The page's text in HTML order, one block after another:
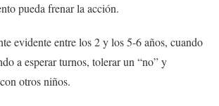
pueda frenar la acción.
evidente entre los 2 y los 5-6 años, cuando
a esperar turnos, tolerar un “no” y
otros niños.